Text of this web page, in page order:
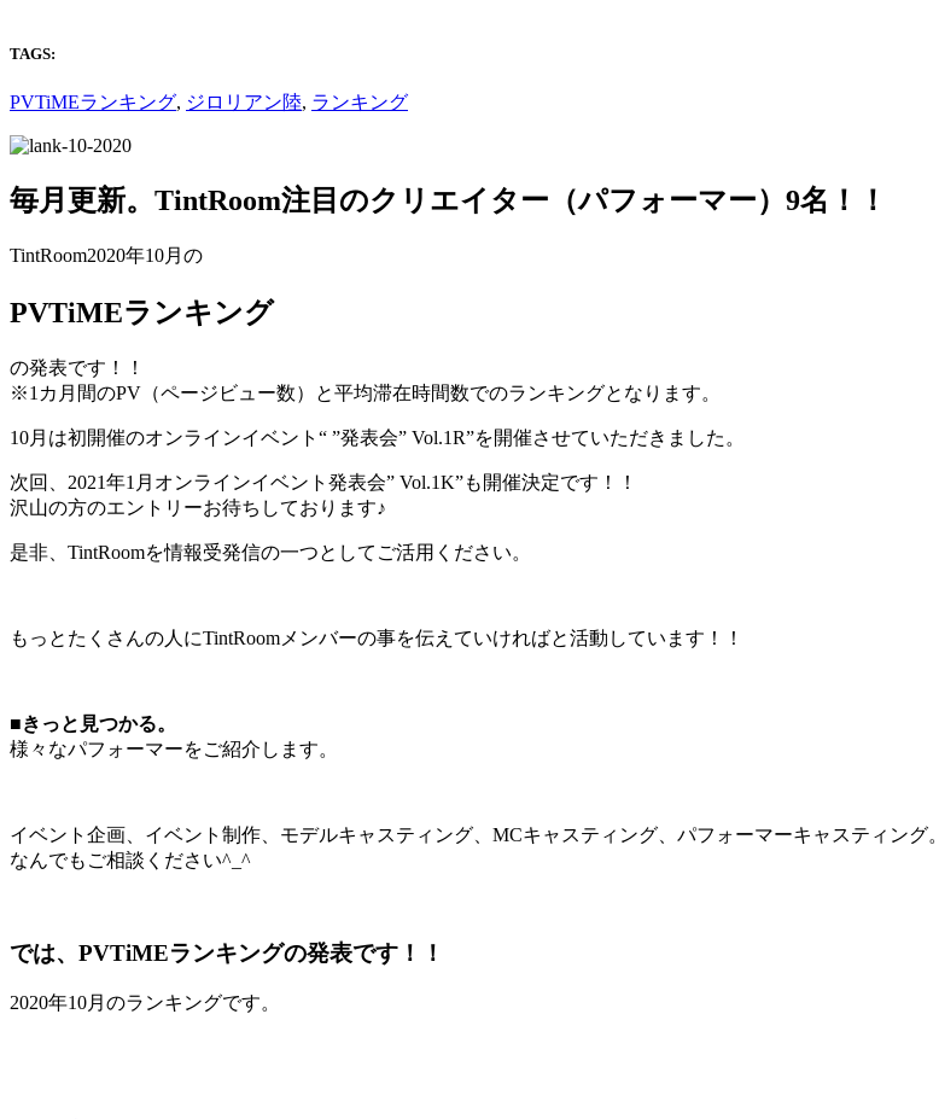
TAGS:
PVTiMEランキング, ジロリアン陸, ランキング
毎月更新。TintRoom注目のクリエイター（パフォーマー）9名！！
TintRoom2020年10月の
PVTiMEランキング
の発表です！！
※1カ月間のPV（ページビュー数）と平均滞在時間数でのランキングとなります。
10月は初開催のオンラインイベント“ ”発表会” Vol.1R”を開催させていただきました。
次回、2021年1月オンラインイベント発表会” Vol.1K”も開催決定です！！
沢山の方のエントリーお待ちしております♪
是非、TintRoomを情報受発信の一つとしてご活用ください。
もっとたくさんの人にTintRoomメンバーの事を伝えていければと活動しています！！
■きっと見つかる。
様々なパフォーマーをご紹介します。
イベント企画、イベント制作、モデルキャスティング、MCキャスティング、パフォーマーキャスティング。
なんでもご相談ください^_^
では、PVTiMEランキングの発表です！！
2020年10月のランキングです。